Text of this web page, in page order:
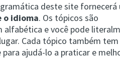
deste site fornecerá
o idioma. Os tópicos são
alfabética e você pode
Cada tópico também tem
ajudá-lo a praticar e